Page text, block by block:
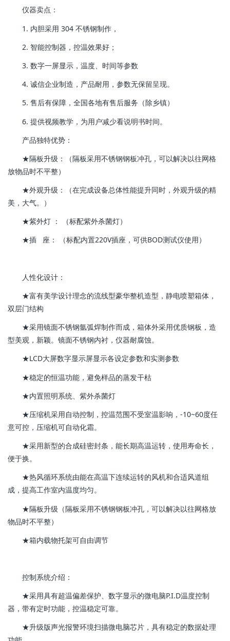
仪器卖点：
1. 内胆采用 304 不锈钢制作，
2. 智能控制器，控温效果好；
3. 数字一屏显示，温度、时间等参数
4. 诚信企业制造，产品耐用，参数无保留呈现。
5. 售后有保障，全国各地有售后服务（除乡镇）
6. 提供视频教学，为用户减少看说明书时间。
产品独特优势：
★隔板升级：（隔板采用不锈钢钢板冲孔，可以解决以往网格
放物品时不平整）
★外观升级：（在完成设备总体性能提升同时，外观升级的精
美，大气。）
★紫外灯 ： （标配紫外杀菌灯）
★插 座： （标配内置220V插座，可供BOD测试仪使用）
人性化设计：
★富有美学设计理念的流线型豪华整机造型，静电喷塑箱体，
双层门结构
★采用镜面不锈钢氩弧焊制作而成，箱体外采用优质钢板，造
型美观，新颖。镜面不锈钢内衬，仪器耐腐蚀。
★LCD大屏数字显示屏显示各设定参数和实测参数
★稳定的恒温功能，避免样品的蒸发干枯
★内置照明系统、紫外杀菌灯
★压缩机采用自动控制，控温范围不受室温影响，-10~60度任
意可控，压缩机可自动化霜。
★采用新型的合成硅密封条，能长期高温运转，使用寿命长，
便于换。
★热风循环系统由能在高温下连续运转的风机和合适风道组
成，提高工作室内温度均匀。
★隔板升级（隔板采用不锈钢钢板冲孔，可以解决以往网格放
物品时不平整）
★箱内载物托架可自由调节
控制系统介绍：
★采用具有超温偏差保护、数字显示的微电脑P.I.D温度控制
器，带有定时功能，控温稳定可靠。
★升级版声光报警环境扫描微电脑芯片，具有稳定的数据处理